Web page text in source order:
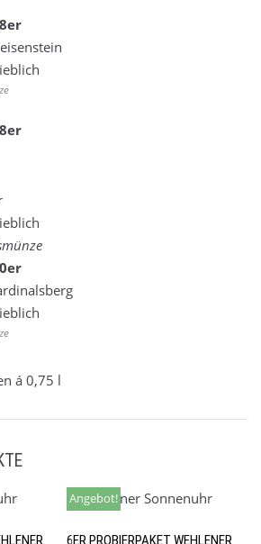
á 0,75 l
Angebot!
6ER PROBIERPAKET WEHLENER